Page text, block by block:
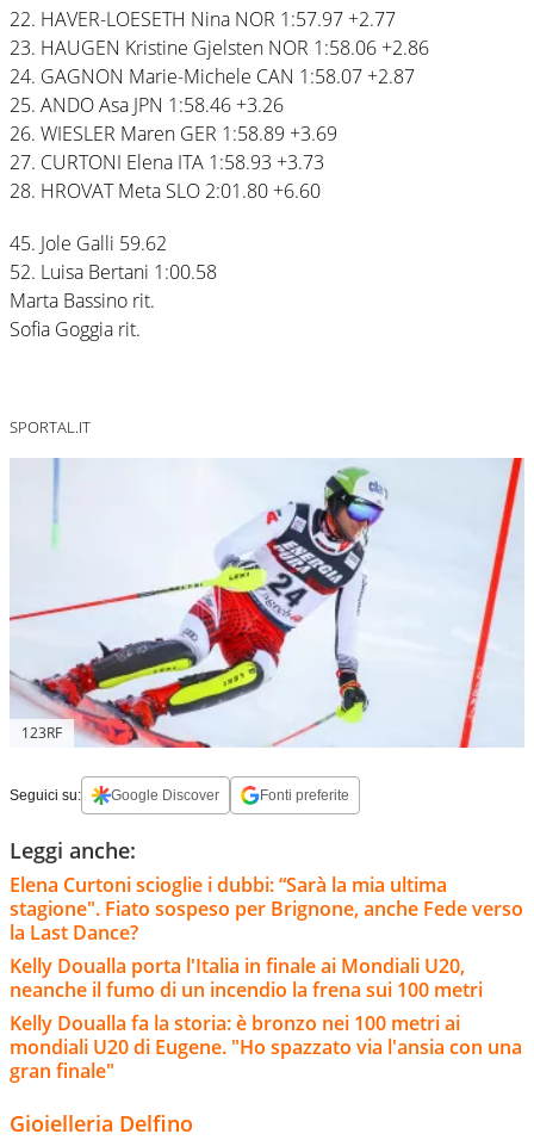
22. HAVER-LOESETH Nina NOR 1:57.97 +2.77
23. HAUGEN Kristine Gjelsten NOR 1:58.06 +2.86
24. GAGNON Marie-Michele CAN 1:58.07 +2.87
25. ANDO Asa JPN 1:58.46 +3.26
26. WIESLER Maren GER 1:58.89 +3.69
27. CURTONI Elena ITA 1:58.93 +3.73
28. HROVAT Meta SLO 2:01.80 +6.60
45. Jole Galli 59.62
52. Luisa Bertani 1:00.58
Marta Bassino rit.
Sofia Goggia rit.
SPORTAL.IT
123RF
Seguici su: Google Discover Fonti preferite
Leggi anche:
Elena Curtoni scioglie i dubbi: “Sarà la mia ultima
stagione". Fiato sospeso per Brignone, anche Fede verso
la Last Dance?
Kelly Doualla porta l'Italia in finale ai Mondiali U20,
neanche il fumo di un incendio la frena sui 100 metri
Kelly Doualla fa la storia: è bronzo nei 100 metri ai
mondiali U20 di Eugene. "Ho spazzato via l'ansia con una
gran finale"
Gioielleria Delfino